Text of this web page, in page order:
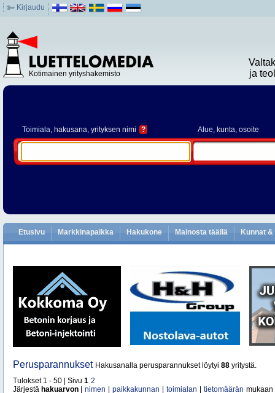
Kirjaudu
Kotimainen yrityshakemisto
ja
Toimiala, hakusana, yrityksen nimi ? Alue, kunta, osoite
Etusivu Markkinapaikka Hakukone Mainosta täällä Kunnat
Perusparannukset Hakusanalla perusparannukset löytyi 88 yritystä.
Tulokset 1 - 50 | Sivu 1 2
Järjestä hakuarvon nimen paikkakunnan toimialan tietomäärän mukaan